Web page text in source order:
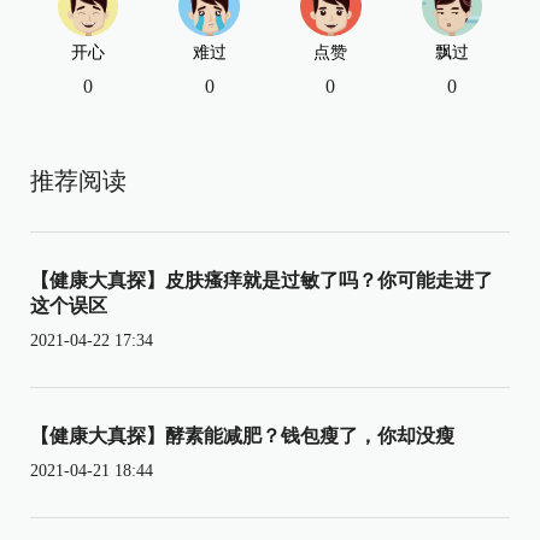
开心
0
难过
0
点赞
0
飘过
0
推荐阅读
【健康大真探】皮肤瘙痒就是过敏了吗？你可能走进了
这个误区
2021-04-22 17:34
【健康大真探】酵素能减肥？钱包瘦了，你却没瘦
2021-04-21 18:44